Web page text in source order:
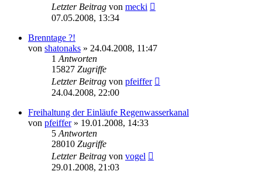
Letzter Beitrag von mecki
07.05.2008, 13:34
Brenntage ?!
von shatonaks » 24.04.2008, 11:47
1 Antworten
15827 Zugriffe
Letzter Beitrag von pfeiffer
24.04.2008, 22:00
Freihaltung der Einläufe Regenwasserkanal
von pfeiffer» 19.01.2008, 14:33
5 Antworten
28010 Zugriffe
Letzter Beitrag von vogel
29.01.2008, 21:03